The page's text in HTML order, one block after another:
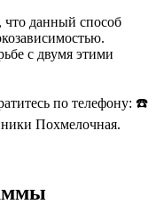
что данный способ
с двумя этими
по телефону: ☎️
Похмелочная.